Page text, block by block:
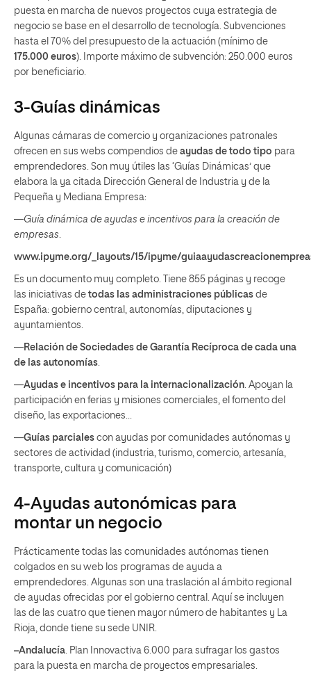
puesta en marcha de nuevos proyectos cuya estrategia de
negocio se base en el desarrollo de tecnología. Subvenciones
hasta el 70% del presupuesto de la actuación (mínimo de
175.000 euros). Importe máximo de subvención: 250.000 euros
por beneficiario.
3-Guías dinámicas
Algunas cámaras de comercio y organizaciones patronales
ofrecen en sus webs compendios de ayudas de todo tipo para
emprendedores. Son muy útiles las ‘Guías Dinámicas’ que
elabora la ya citada Dirección General de Industria y de la
Pequeña y Mediana Empresa:
—Guía dinámica de ayudas e incentivos para la creación de
empresas.
www.ipyme.org/_layouts/15/ipyme/
Es un documento muy completo. Tiene 855 páginas y recoge
las iniciativas de todas las administraciones públicas de
España: gobierno central, autonomías, diputaciones y
ayuntamientos.
—Relación de Sociedades de Garantía Recíproca de cada una
de las autonomías.
—Ayudas e incentivos para la internacionalización. Apoyan la
participación en ferias y misiones comerciales, el fomento del
diseño, las exportaciones…
—Guías parciales con ayudas por comunidades autónomas y
sectores de actividad (industria, turismo, comercio, artesanía,
transporte, cultura y comunicación)
4-Ayudas autonómicas para
montar un negocio
Prácticamente todas las comunidades autónomas tienen
colgados en su web los programas de ayuda a
emprendedores. Algunas son una traslación al ámbito regional
de ayudas ofrecidas por el gobierno central. Aquí se incluyen
las de las cuatro que tienen mayor número de habitantes y La
Rioja, donde tiene su sede UNIR.
–Andalucía. Plan Innovactiva 6.000 para sufragar los gastos
para la puesta en marcha de proyectos empresariales.